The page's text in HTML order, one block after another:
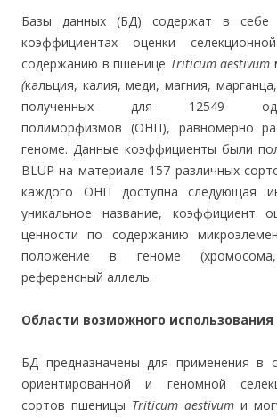
Базы данных (БД) содержат в
коэффициентах оценки
содержанию в пшенице Triticum aestivum
(кальция, калия, меди, магния,
полученных для 12549
полиморфизмов (ОНП), равномерно
геноме. Данные коэффициенты были
BLUP на материале 157 различных
каждого ОНП доступна следующая
уникальное название, коэффициент
ценности по содержанию
положение в геноме
референсный аллель.
Области возможного использования
БД предназначены для применения в
ориентированной и геномной
сортов пшеницы Triticum aestivum и